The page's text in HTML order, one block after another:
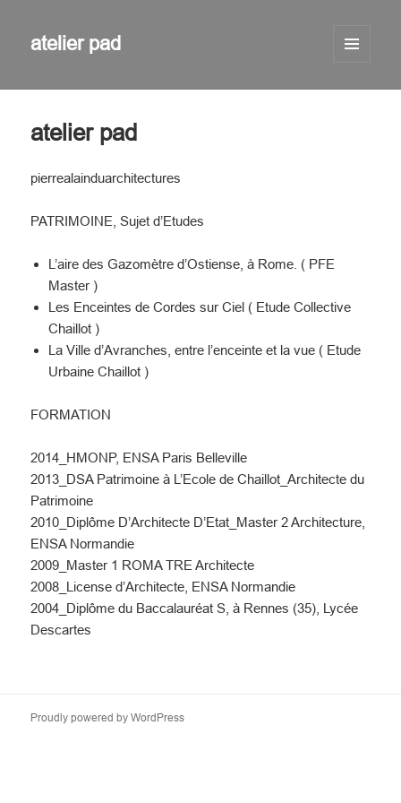
atelier pad
atelier pad
pierrealainduarchitectures
PATRIMOINE, Sujet d’Etudes
L’aire des Gazomètre d’Ostiense, à Rome. ( PFE
Master )
Les Enceintes de Cordes sur Ciel ( Etude Collective
Chaillot )
La Ville d’Avranches, entre l’enceinte et la vue ( Etude
Urbaine Chaillot )
FORMATION
2014_HMONP, ENSA Paris Belleville
2013_DSA Patrimoine à L’Ecole de Chaillot_Architecte du
Patrimoine
2010_Diplôme D’Architecte D’Etat_Master 2 Architecture,
ENSA Normandie
2009_Master 1 ROMA TRE Architecte
2008_License d’Architecte, ENSA Normandie
2004_Diplôme du Baccalauréat S, à Rennes (35), Lycée
Descartes
Proudly powered by WordPress